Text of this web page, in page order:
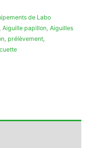
de Labo
, Aiguille papillon, Aiguilles
, prélèvement,